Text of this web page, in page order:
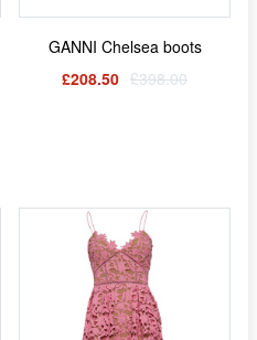
GANNI Chelsea boots
£208.50 £398.00